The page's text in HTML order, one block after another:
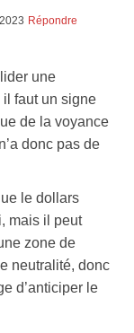
Répondre
une
il faut un signe
de la voyance
donc pas de
le dollars
mais il peut
zone de
neutralité, donc
d’anticiper le